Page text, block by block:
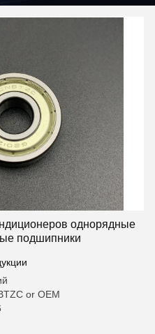
однорядные
подшипники
or OEM